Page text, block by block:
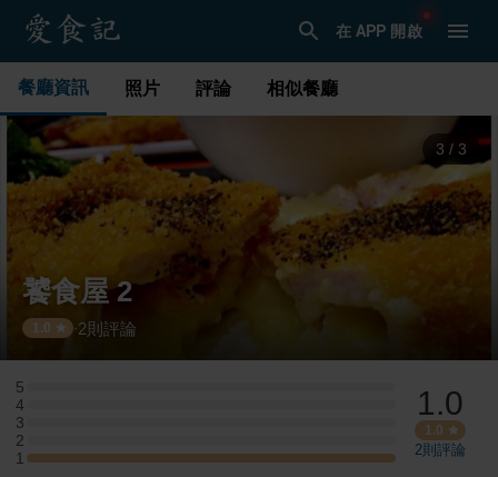
在 APP 開啟
餐廳資訊 照片 評論 相似餐廳
1 / 3
饕食屋 2
1.0 ·2 則評論
5
5 星：0 則評論
4
4 星：0 則評論
3
3 星：0 則評論
2
2 星：0 則評論
1
1 星：1 則評論
1.0
1.0
2則評論